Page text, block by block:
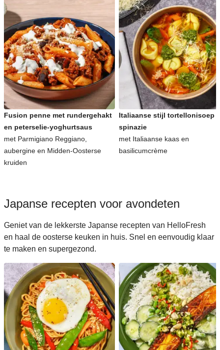
Fusion penne met rundergehakt
en peterselie-yoghurtsaus
met Parmigiano Reggiano,
aubergine en Midden-Oosterse
kruiden
Italiaanse stijl tortellonisoep
spinazie
met Italiaanse kaas en
basilicumcrème
Japanse recepten voor avondeten
Geniet van de lekkerste Japanse recepten van HelloFresh
en haal de oosterse keuken in huis. Snel en eenvoudig klaar
te maken en supergezond.